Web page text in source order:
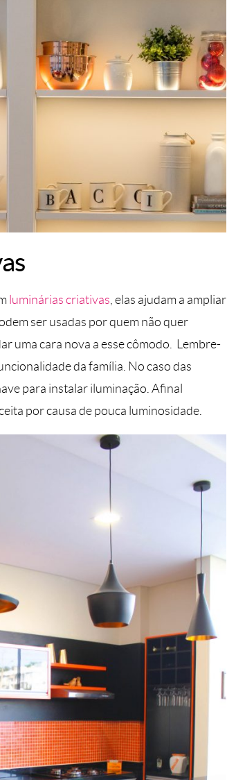
luminárias criativas , elas ajudam a ampliar
ser usadas por quem não quer
uma cara nova a esse cômodo. Lembre-
da família. No caso das
para instalar iluminação. Afinal
por causa de pouca luminosidade.